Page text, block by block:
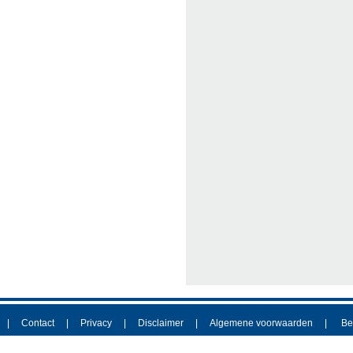
Contact Privacy Disclaimer Algemene voorwaarden